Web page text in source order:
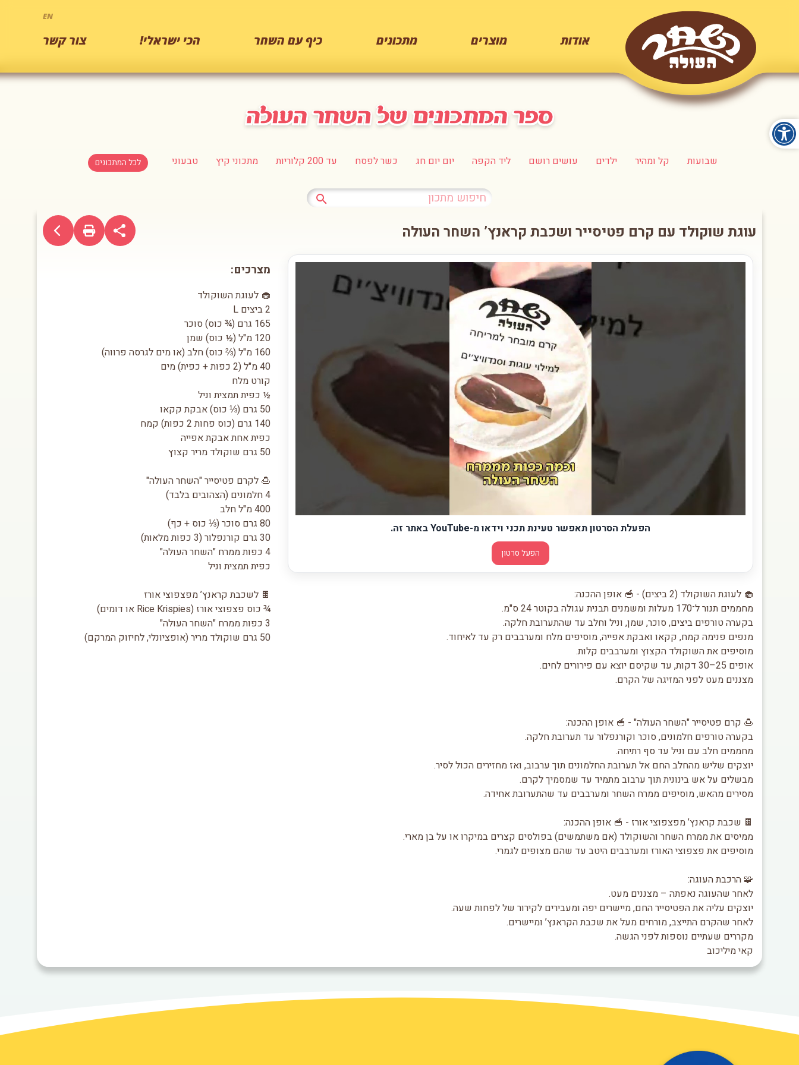
EN
אודות מוצרים מתכונים כיף עם השחר הכי ישראלי! צור קשר
שבועות קל ומהיר ילדים עושים רושם ליד הקפה יום יום חג כשר לפסח עד 200 קלוריות מתכוני קיץ טבעוני לכל המתכונים
עוגת שוקולד עם קרם פטיסייר ושכבת קראנץ’ השחר העולה
הפעלת הסרטון תאפשר טעינת תכני וידאו מ-YouTube באתר זה.
הפעל סרטון
🧁 לעוגת השוקולד (2 ביצים) - 🥣 אופן ההכנה:
מחממים תנור ל־170 מעלות ומשמנים תבנית עגולה בקוטר 24 ס"מ.
בקערה טורפים ביצים, סוכר, שמן, וניל וחלב עד שהתערובת חלקה.
מנפים פנימה קמח, קקאו ואבקת אפייה, מוסיפים מלח ומערבבים רק עד לאיחוד.
מוסיפים את השוקולד הקצוץ ומערבבים קלות.
אופים 25–30 דקות, עד שקיסם יוצא עם פירורים לחים.
מצננים מעט לפני המזיגה של הקרם.
🍮 קרם פטיסייר "השחר העולה" - 🥣 אופן ההכנה:
בקערה טורפים חלמונים, סוכר וקורנפלור עד תערובת חלקה.
מחממים חלב עם וניל עד סף רתיחה.
יוצקים שליש מהחלב החם אל תערובת החלמונים תוך ערבוב, ואז מחזירים הכול לסיר.
מבשלים על אש בינונית תוך ערבוב מתמיד עד שמסמיך לקרם.
מסירים מהאש, מוסיפים ממרח השחר ומערבבים עד שהתערובת אחידה.
🍫 שכבת קראנץ’ מפצפוצי אורז - 🥣 אופן ההכנה:
ממיסים את ממרח השחר והשוקולד (אם משתמשים) בפולסים קצרים במיקרו או על בן מארי.
מוסיפים את פצפוצי האורז ומערבבים היטב עד שהם מצופים לגמרי.
🧩 הרכבת העוגה:
לאחר שהעוגה נאפתה – מצננים מעט.
יוצקים עליה את הפטיסייר החם, מיישרים יפה ומעבירים לקירור של לפחות שעה.
לאחר שהקרם התייצב, מורחים מעל את שכבת הקראנץ’ ומיישרים.
מקררים שעתיים נוספות לפני הגשה.
קאי מיליכוב
מצרכים:
🧁 לעוגת השוקולד
2 ביצים L
165 גרם (¾ כוס) סוכר
120 מ"ל (½ כוס) שמן
160 מ"ל (⅔ כוס) חלב (או מים לגרסה פרווה)
40 מ"ל (2 כפות + כפית) מים
קורט מלח
½ כפית תמצית וניל
50 גרם (⅓ כוס) אבקת קקאו
140 גרם (כוס פחות 2 כפות) קמח
כפית אחת אבקת אפייה
50 גרם שוקולד מריר קצוץ
🍮 לקרם פטיסייר "השחר העולה"
4 חלמונים (הצהובים בלבד)
400 מ"ל חלב
80 גרם סוכר (⅓ כוס + כף)
30 גרם קורנפלור (3 כפות מלאות)
4 כפות ממרח "השחר העולה"
כפית תמצית וניל
🍫 לשכבת קראנץ’ מפצפוצי אורז
¾ כוס פצפוצי אורז (Rice Krispies או דומים)
3 כפות ממרח "השחר העולה"
50 גרם שוקולד מריר (אופציונלי, לחיזוק המרקם)